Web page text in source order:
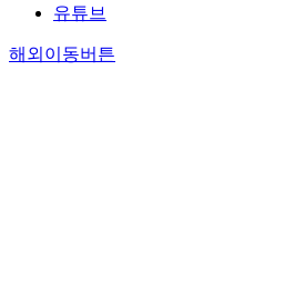
유튜브
해외이동버튼